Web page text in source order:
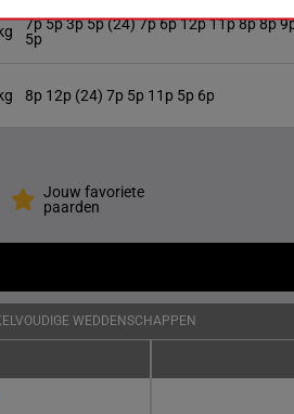
7p 5p 3p 5p (24) 7p 6p 12p 11p 8p 8p
5p
8p 12p (24) 7p 5p 11p 5p 6p
Jouw favoriete
paarden
WEDDENSCHAPPEN